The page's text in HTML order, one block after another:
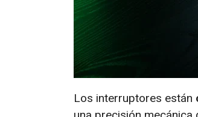
Los interruptores están